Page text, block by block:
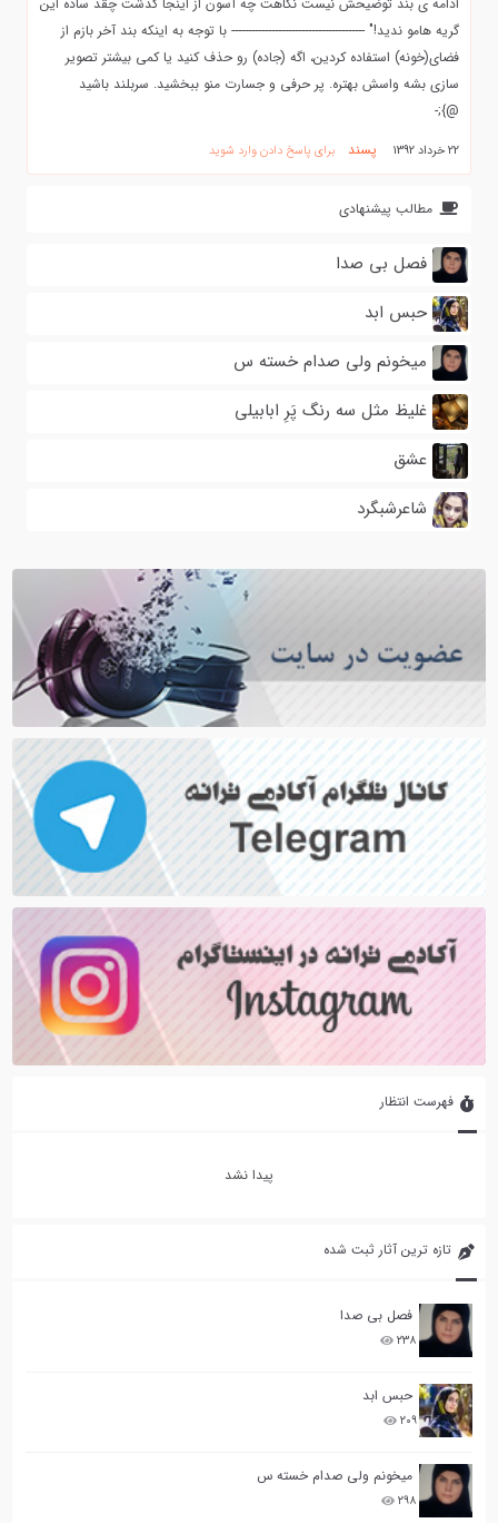
تازه ترین آثار ثبت شده
فصل بی صدا
۲۳۸
حبس ابد
۲۰۹
میخونم ولی صدام خسته س
۲۹۸
گریه هامو ندید!" ---------------------------------------- با توجه به اینکه بند آخر بازم از
فضای(خونه) استفاده کردین، اگه (جاده) رو حذف کنید یا کمی بیشتر تصویر
سازی بشه واسش بهتره. پر حرفی و جسارت منو ببخشید. سربلند باشید
@};-
22 خرداد 1392 پسند برای پاسخ دادن وارد شوید
مطالب پیشنهادی
فصل بی صدا
حبس ابد
میخونم ولی صدام خسته س
غلیظ مثل سه رنگ پَرِ ابابیلی
عشق
شاعرشبگرد
فهرست انتظار
پیدا نشد